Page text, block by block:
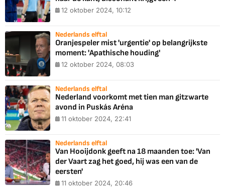
12 oktober 2024, 10:12
Nederlands elftal
Oranjespeler mist 'urgentie' op belangrijkste
moment: 'Apathische houding'
12 oktober 2024, 08:03
Nederlands elftal
Nederland voorkomt met tien man gitzwarte
avond in Puskás Aréna
11 oktober 2024, 22:41
Nederlands elftal
Van Hooijdonk geeft na 18 maanden toe: 'Van
der Vaart zag het goed, hij was een van de
eersten'
11 oktober 2024, 20:46